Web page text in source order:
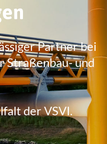
Partner bei
Straßenbau- und
der VSVI.